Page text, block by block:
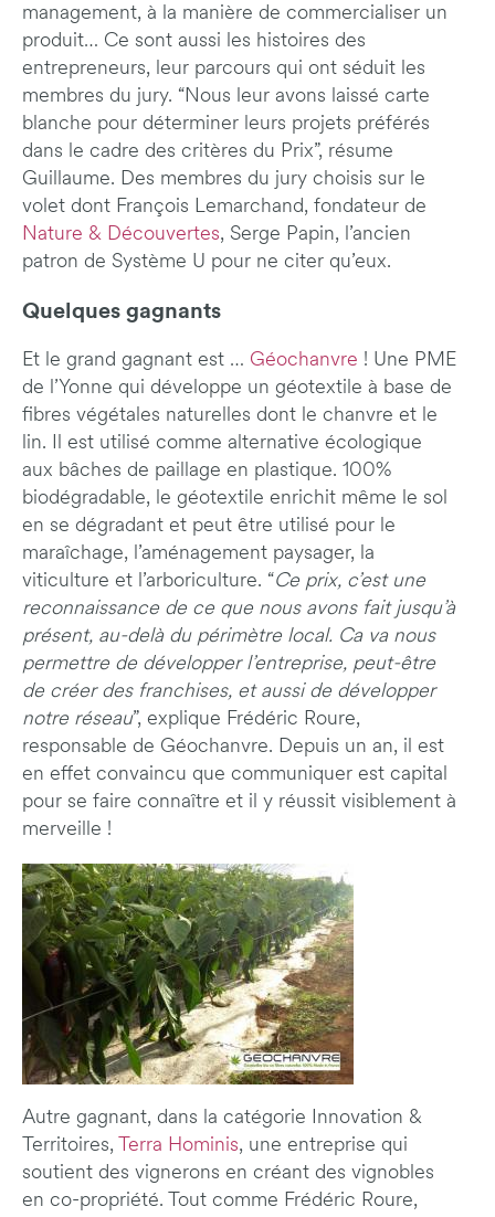
management, à la manière de commercialiser un
produit… Ce sont aussi les histoires des
entrepreneurs, leur parcours qui ont séduit les
membres du jury. “Nous leur avons laissé carte
blanche pour déterminer leurs projets préférés
dans le cadre des critères du Prix”, résume
Guillaume. Des membres du jury choisis sur le
volet dont François Lemarchand, fondateur de
Nature & Découvertes, Serge Papin, l’ancien
patron de Système U pour ne citer qu’eux.
Quelques gagnants
Et le grand gagnant est … Géochanvre ! Une PME
de l’Yonne qui développe un géotextile à base de
fibres végétales naturelles dont le chanvre et le
lin. Il est utilisé comme alternative écologique
aux bâches de paillage en plastique. 100%
biodégradable, le géotextile enrichit même le sol
en se dégradant et peut être utilisé pour le
maraîchage, l’aménagement paysager, la
viticulture et l’arboriculture. “Ce prix, c’est une
reconnaissance de ce que nous avons fait jusqu’à
présent, au-delà du périmètre local. Ca va nous
permettre de développer l’entreprise, peut-être
de créer des franchises, et aussi de développer
notre réseau”, explique Frédéric Roure,
responsable de Géochanvre. Depuis un an, il est
en effet convaincu que communiquer est capital
pour se faire connaître et il y réussit visiblement à
merveille !
Autre gagnant, dans la catégorie Innovation &
Territoires, Terra Hominis, une entreprise qui
soutient des vignerons en créant des vignobles
en co-propriété. Tout comme Frédéric Roure,